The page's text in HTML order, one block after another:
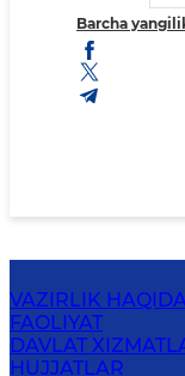
Barcha
VAZIRLIK
FAOLIYAT
DAVLAT
HUJJATLAR